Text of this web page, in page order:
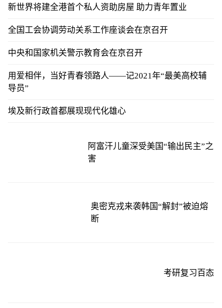
新世界将建全港首个私人资助房屋 助力青年置业
全国工会协调劳动关系工作座谈会在京召开
中央和国家机关警示教育会在京召开
用爱相伴，当好青春领路人——记2021年“最美高校辅
导员”
埃及新行政首都展现现代化雄心
阿富汗儿童深受美国“输出民主”之
害
奥密克戎来袭韩国“解封”被迫熔
断
考研复习百态